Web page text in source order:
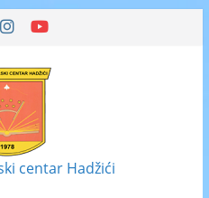
centar Hadžići